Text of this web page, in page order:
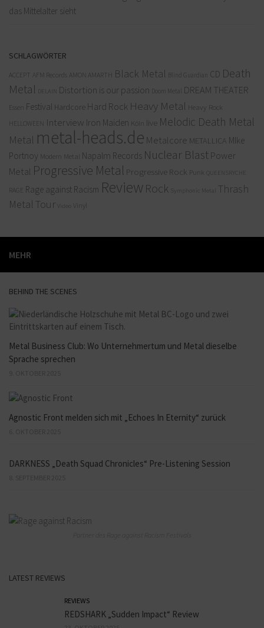
das Mittelalter sieht
SCHLAGWÖRTER
ACCEPT AFM Records AMON AMARTH Black Metal Blind Guardian CD Death
Metal
DELAIN Distortion is our passion Doom Metal DREAM THEATER
Essen Festival Hardcore Hard Rock Heavy Metal Heavy Rock
HELLOWEEN Interview Iron Maiden Köln live Melodic Death Metal
Metal metal-heads.de Metalcore METALLICA MIke
Portnoy Modern Metal Napalm Records Nuclear Blast Power
Metal Progressive Metal Progressive Rock Punk QUEENSRYCHE
RAGE Rage against Racism Review Rock Symphonic Metal
Thrash
Metal Tour Video Vinyl
MEHR
BEHIND THE SCENES
Metal Business Club: Wo Unternehmertum und Metal dieselbe
Sprache sprechen
Agnostic Front melden sich mit „Echoes In Eternity“ zurück
DARKNESS „Death Squad Chronicles“ Pre-Listening Session
LATEST REVIEWS
REVIEWS
REDSHARK „Sudden Impact“ Review